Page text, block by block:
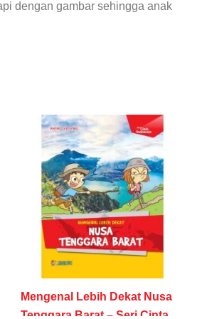
dengan gambar sehingga anak
Mengenal Lebih Dekat Nusa
Tenggara Barat – Seri Cinta